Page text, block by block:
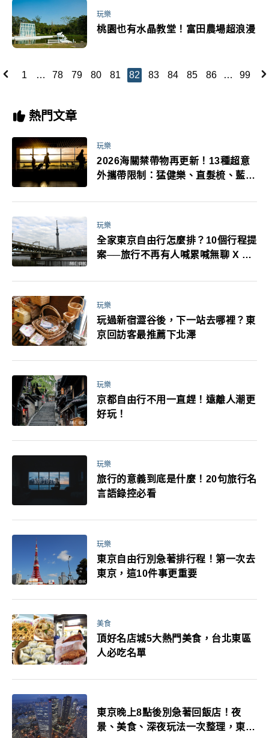
玩樂
桃園也有水晶教堂！富田農場超浪漫
1 … 78 79 80 81 82 83 84 85 86 … 99
熱門文章
玩樂
2026海關禁帶物再更新！13種超意
外攜帶限制：猛健樂、直髮梳、藍牙
萬！注意事項一次看！
玩樂
全家東京自由行怎麼排？10個行程提
案──旅行不再有人喊累喊無聊 X 爸
玩樂
玩過新宿澀谷後，下一站去哪裡？東
京回訪客最推薦下北澤
玩樂
京都自由行不用一直趕！遠離人潮更
好玩！
玩樂
旅行的意義到底是什麼！20句旅行名
言語錄控必看
玩樂
東京自由行別急著排行程！第一次去
東京，這10件事更重要
美食
頂好名店城5大熱門美食，台北東區
人必吃名單
東京晚上8點後別急著回飯店！夜
景、美食、深夜玩法一次整理，東京